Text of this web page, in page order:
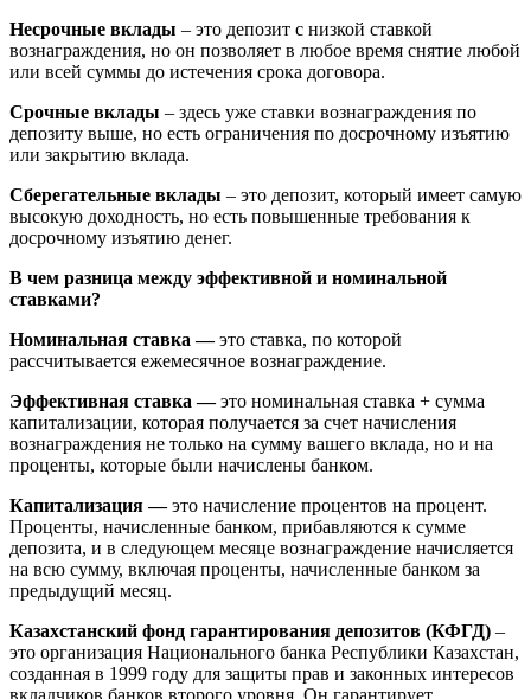
Несрочные вклады – это депозит с низкой ставкой
вознаграждения, но он позволяет в любое время снятие любой
или всей суммы до истечения срока договора.
Срочные вклады – здесь уже ставки вознаграждения по
депозиту выше, но есть ограничения по досрочному изъятию
или закрытию вклада.
Сберегательные вклады – это депозит, который имеет самую
высокую доходность, но есть повышенные требования к
досрочному изъятию денег.
В чем разница между эффективной и номинальной
ставками?
Номинальная ставка —это ставка, по которой
рассчитывается ежемесячное вознаграждение.
Эффективная ставка —это номинальная ставка + сумма
капитализации, которая получается за счет начисления
вознаграждения не только на сумму вашего вклада, но и на
проценты, которые были начислены банком.
Капитализация —это начисление процентов на процент.
Проценты, начисленные банком, прибавляются к сумме
депозита, и в следующем месяце вознаграждение начисляется
на всю сумму, включая проценты, начисленные банком за
предыдущий месяц.
Казахстанский фонд гарантирования депозитов (КФГД) –
это организация Национального банка Республики Казахстан,
созданная в 1999 году для защиты прав и законных интересов
вкладчиков банков второго уровня. Он гарантирует